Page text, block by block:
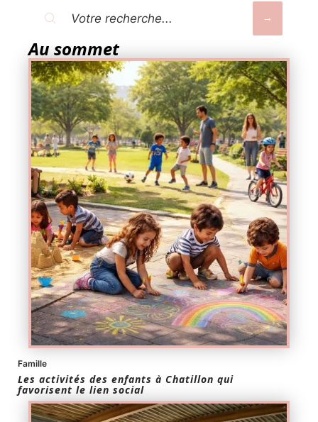
Au sommet
Famille
Les activités des enfants à Chatillon qui
favorisent le lien social